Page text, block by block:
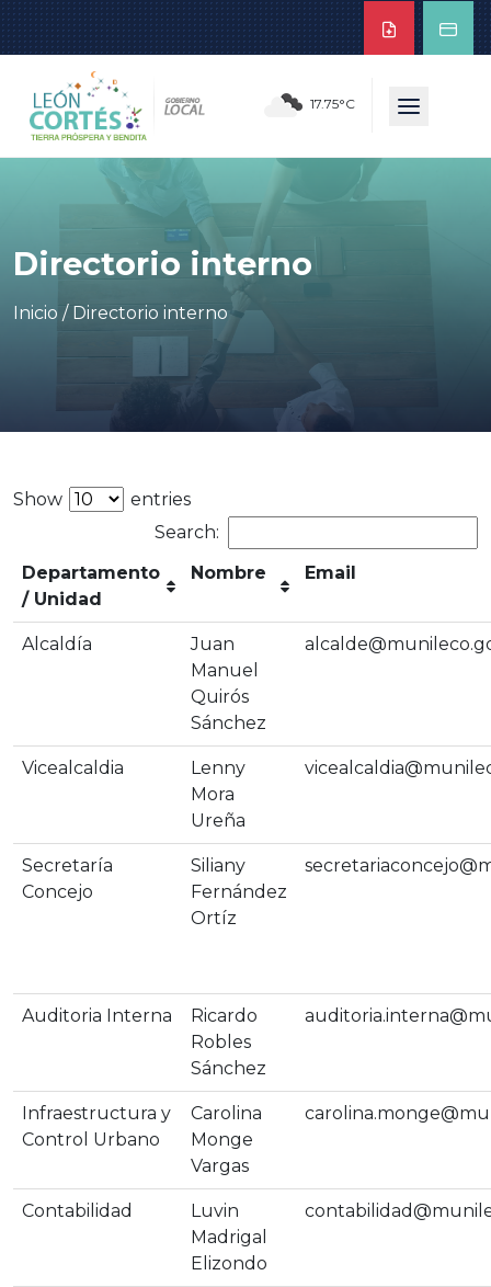
17.75°C
Directorio interno
Inicio / Directorio interno
Show
entries
Search:
Departamento
/ Unidad
Nombre Email
Alcaldía
Juan
Manuel
Quirós
Sánchez
Vicealcaldia
Lenny
Mora
Ureña
Secretaría
Concejo
Siliany
Fernández
Ortíz
Auditoria Interna
Ricardo
Robles
Sánchez
Infraestructura y
Control Urbano
Carolina
Monge
Vargas
Contabilidad
Luvin
Madrigal
Elizondo